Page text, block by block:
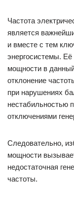
Частота
является
и вместе с тем
энергосистемы. Её
мощности в
отклонение
при нарушениях
нестабильностью
отключениями
Следовательно,
мощности
недостаточная
частоты.